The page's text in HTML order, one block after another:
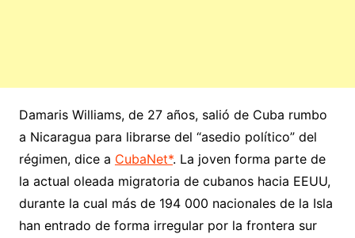
Damaris Williams, de 27 años, salió de Cuba rumbo
a Nicaragua para librarse del “asedio político” del
régimen, dice a CubaNet*. La joven forma parte de
la actual oleada migratoria de cubanos hacia EEUU,
durante la cual más de 194 000 nacionales de la Isla
han entrado de forma irregular por la frontera sur